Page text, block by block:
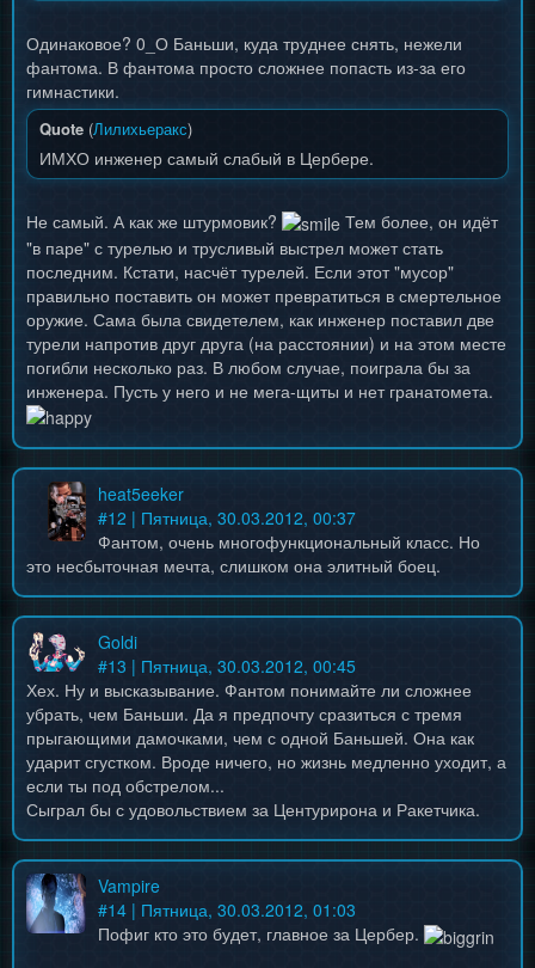
Одинаковое? 0_О Баньши, куда труднее снять, нежели
фантома. В фантома просто сложнее попасть из-за его
гимнастики.
Quote (Лилихьеракс)
ИМХО инженер самый слабый в Цербере.
Не самый. А как же штурмовик?
Тем более, он идёт
"в паре" с турелью и трусливый выстрел может стать
последним. Кстати, насчёт турелей. Если этот "мусор"
правильно поставить он может превратиться в смертельное
оружие. Сама была свидетелем, как инженер поставил две
турели напротив друг друга (на расстоянии) и на этом месте
погибли несколько раз. В любом случае, поиграла бы за
инженера. Пусть у него и не мега-щиты и нет гранатомета.
heat5eeker
#12 | Пятница, 30.03.2012, 00:37
Фантом, очень многофункциональный класс. Но
это несбыточная мечта, слишком она элитный боец.
Goldi
#13 | Пятница, 30.03.2012, 00:45
Хех. Ну и высказывание. Фантом понимайте ли сложнее
убрать, чем Баньши. Да я предпочту сразиться с тремя
прыгающими дамочками, чем с одной Баньшей. Она как
ударит сгустком. Вроде ничего, но жизнь медленно уходит, а
если ты под обстрелом...
Сыграл бы с удовольствием за Центурирона и Ракетчика.
Vampire
#14 | Пятница, 30.03.2012, 01:03
Пофиг кто это будет, главное за Цербер.